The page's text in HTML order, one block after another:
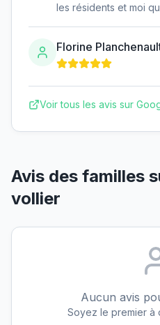
les résidents et moi
Florine
Voir tous les avis sur
Avis des familles
vollier
Aucun avis
Soyez le premier à